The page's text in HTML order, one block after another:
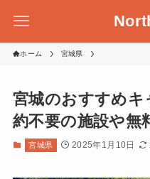
ホーム 宮城県
宮城のおすすめ
約不要の施設や無
宮城県 2025年1月10日